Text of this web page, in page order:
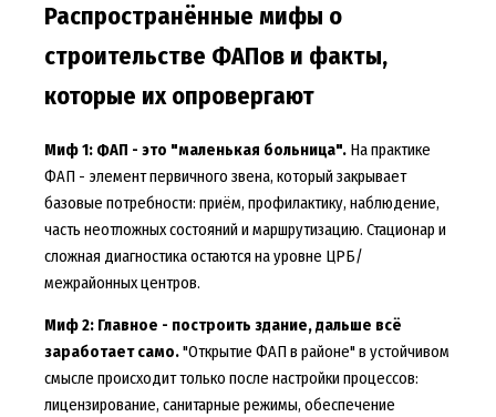
Распространённые мифы о
строительстве ФАПов и факты,
которые их опровергают
Миф 1: ФАП - это "маленькая больница".На практике
ФАП - элемент первичного звена, который закрывает
базовые потребности: приём, профилактику, наблюдение,
часть неотложных состояний и маршрутизацию. Стационар и
сложная диагностика остаются на уровне ЦРБ/
межрайонных центров.
Миф 2: Главное - построить здание, дальше всё
заработает само."Открытие ФАП в районе" в устойчивом
смысле происходит только после настройки процессов:
лицензирование, санитарные режимы, обеспечение